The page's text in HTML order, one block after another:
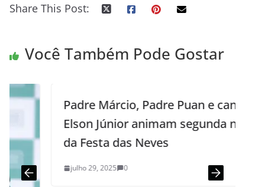
Share This Post:
Você Também Pode Gostar
Padre Márcio, Padre Puan e cantor
Elson Júnior animam segunda noite
da Festa das Neves
julho 29, 2025 0